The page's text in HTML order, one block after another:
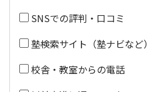
SNSでの評判・口コミ
塾検索サイト（塾ナビなど）
校舎・教室からの電話